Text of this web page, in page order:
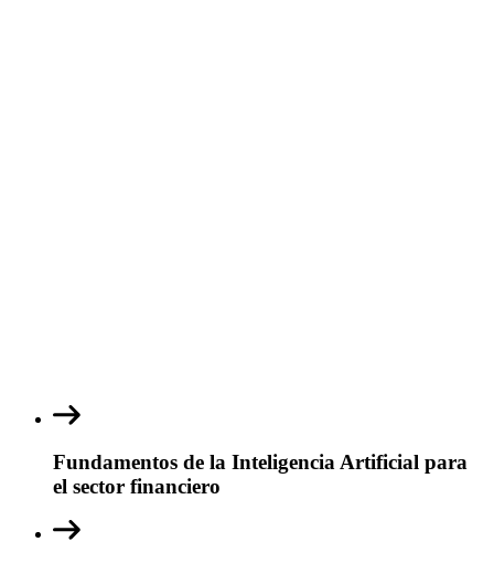
Fundamentos de la Inteligencia Artificial para
el sector financiero